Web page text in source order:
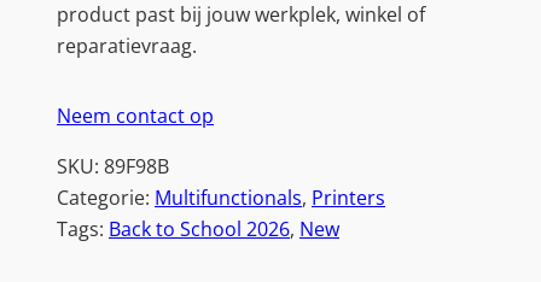
e
K
e
r
e
n
product past bij jouw werkplek, winkel of
reparatievraag.
Neem contact op
SKU: 89F98B
Categorie: Multifunctionals, Printers
Tags: Back to School 2026, New